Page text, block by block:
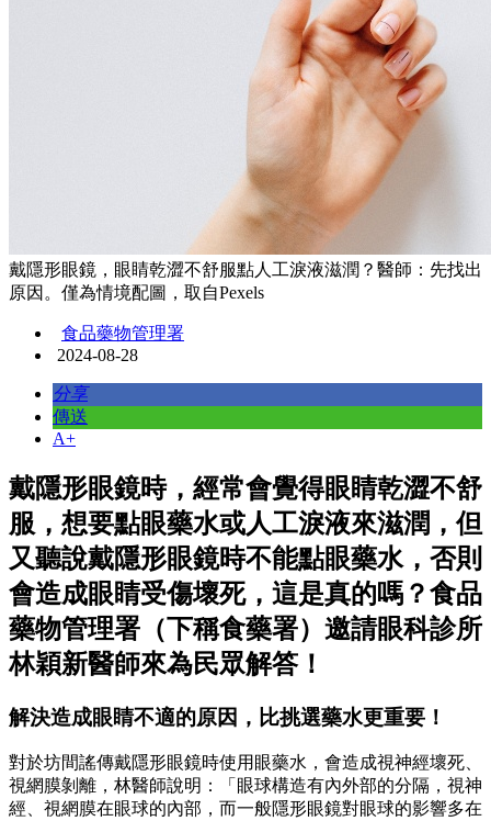
戴隱形眼鏡，眼睛乾澀不舒服點人工淚液滋潤？醫師：先找出
原因。僅為情境配圖，取自Pexels
食品藥物管理署
2024-08-28
分享
傳送
A+
戴隱形眼鏡時，經常會覺得眼睛乾澀不舒
服，想要點眼藥水或人工淚液來滋潤，但
又聽說戴隱形眼鏡時不能點眼藥水，否則
會造成眼睛受傷壞死，這是真的嗎？食品
藥物管理署（下稱食藥署）邀請眼科診所
林穎新醫師來為民眾解答！
解決造成眼睛不適的原因，比挑選藥水更重要！
對於坊間謠傳戴隱形眼鏡時使用眼藥水，會造成視神經壞死、
視網膜剝離，林醫師說明：「眼球構造有內外部的分隔，視神
經、視網膜在眼球的內部，而一般隱形眼鏡對眼球的影響多在